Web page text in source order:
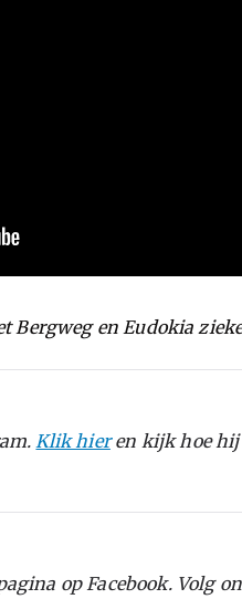
Bergweg en Eudokia
Klik hieren kijk hoe hij
op Facebook. Volg